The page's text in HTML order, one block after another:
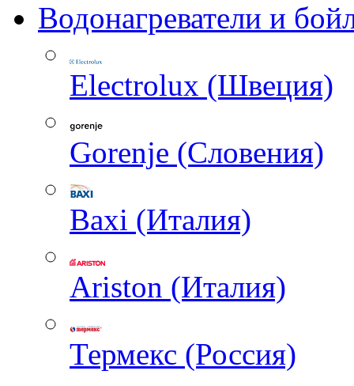
Водонагреватели и
Electrolux (Швеция)
Gorenje (Словения)
Baxi (Италия)
Ariston (Италия)
Термекс (Россия)